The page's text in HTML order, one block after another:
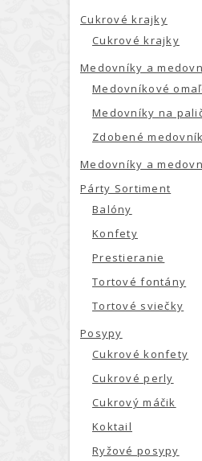
Cukrové krajky
Cukrové krajky
Medovníky a
Medovníkové
Medovníky na
Zdobené
Medovníky a
Párty Sortiment
Balóny
Konfety
Prestieranie
Tortové fontány
Tortové sviečky
Posypy
Cukrové konfety
Cukrové perly
Cukrový máčik
Koktail
Ryžové posypy